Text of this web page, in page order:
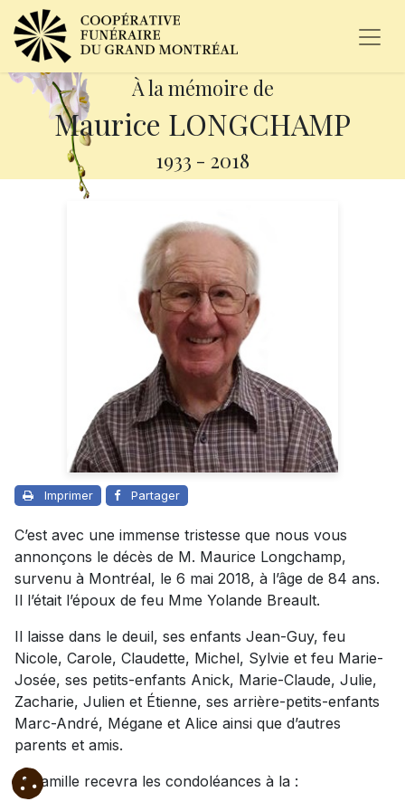
À la mémoire de
Maurice LONGCHAMP
1933 - 2018
Imprimer Partager
C’est avec une immense tristesse que nous vous
annonçons le décès de M. Maurice Longchamp,
survenu à Montréal, le 6 mai 2018, à l’âge de 84 ans.
Il l’était l’époux de feu Mme Yolande Breault.
Il laisse dans le deuil, ses enfants Jean-Guy, feu
Nicole, Carole, Claudette, Michel, Sylvie et feu Marie-
Josée, ses petits-enfants Anick, Marie-Claude, Julie,
Zacharie, Julien et Étienne, ses arrière-petits-enfants
Marc-André, Mégane et Alice ainsi que d’autres
parents et amis.
La famille recevra les condoléances à la :